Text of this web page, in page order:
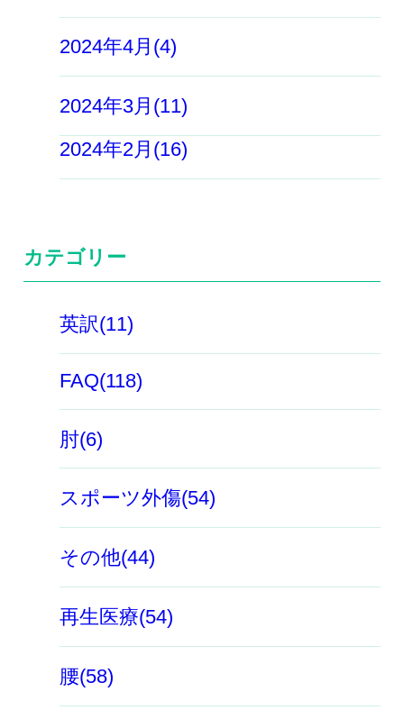
2024年4月(4)
2024年3月(11)
2024年2月(16)
カテゴリー
英訳(11)
FAQ(118)
肘(6)
スポーツ外傷(54)
その他(44)
再生医療(54)
腰(58)